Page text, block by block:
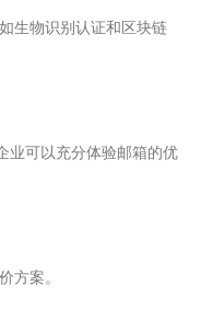
生物识别认证和区块链
业可以充分体验邮箱的优
方案。